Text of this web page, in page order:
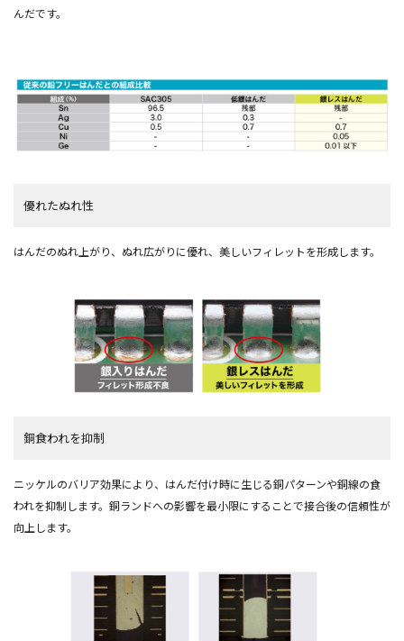
んだです。
優れたぬれ性
はんだのぬれ上がり、ぬれ広がりに優れ、美しいフィレットを形成します。
銅食われを抑制
ニッケルのバリア効果により、はんだ付け時に生じる銅パターンや銅線の食
われを抑制します。銅ランドへの影響を最小限にすることで接合後の信頼性が
向上します。